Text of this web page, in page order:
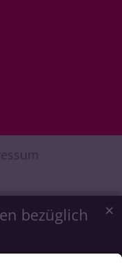
bezüglich
Erlebnis zu
✕